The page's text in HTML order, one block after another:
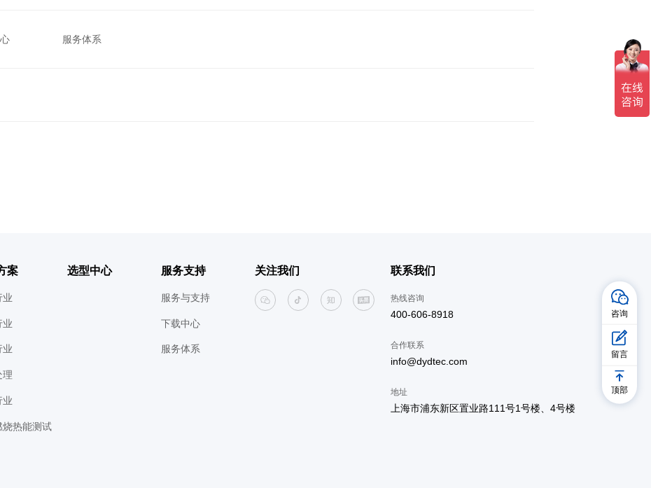
服务体系
案
业
业
业
理
业
烧热能测试
选型中心 服务支持
服务与支持
下载中心
服务体系
关注我们 联系我们
热线咨询
400-606-8918
合作联系
info@dydtec.com
地址
上海市浦东新区置业路111号1号楼、4号楼
咨询
留言
顶部